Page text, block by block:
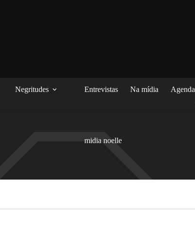
Negritudes Entrevistas Na mídia Agenda
midia noelle